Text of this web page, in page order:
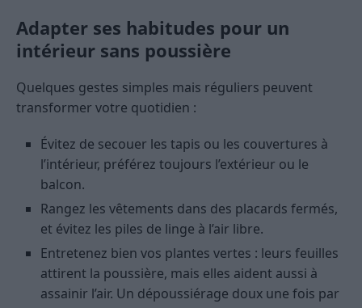
Adapter ses habitudes pour un
intérieur sans poussière
Quelques gestes simples mais réguliers peuvent
transformer votre quotidien :
Évitez de secouer les tapis ou les couvertures à
l’intérieur, préférez toujours l’extérieur ou le
balcon.
Rangez les vêtements dans des placards fermés,
et évitez les piles de linge à l’air libre.
Entretenez bien vos plantes vertes : leurs feuilles
attirent la poussière, mais elles aident aussi à
assainir l’air. Un dépoussiérage doux une fois par